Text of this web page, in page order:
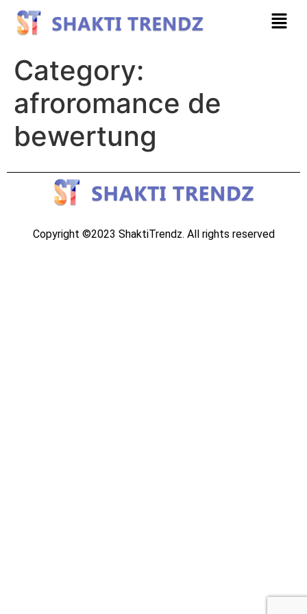
Category:
afroromance de
bewertung
Copyright ©2023 ShaktiTrendz. All rights reserved